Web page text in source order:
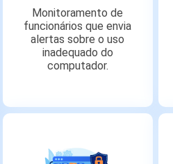
Monitoramento de
funcionários que envia
alertas sobre o uso
inadequado do
computador.